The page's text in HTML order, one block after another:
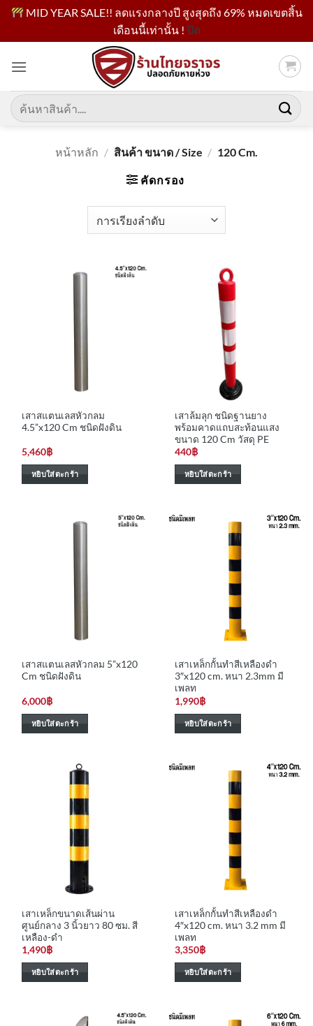
MID YEAR SALE!! ลดแรงกลางปี สูงสุดถึง 69% หมดเขตสิ้น
เดือนนี้เท่านั้น ! ปิด
เนื้อหา
ค้นหา:
หน้าหลัก / สินค้า ขนาด / Size / 120 Cm.
คัดกรอง
เสาสแตนเลสหัวกลม
4.5”x120 Cm ชนิดฝังดิน
5,460฿
หยิบใส่ตะกร้า
เสาล้มลุก ชนิดฐานยาง
พร้อมคาดแถบสะท้อนแสง
ขนาด 120 Cm วัสดุ PE
440฿
หยิบใส่ตะกร้า
เสาสแตนเลสหัวกลม 5”x120
Cm ชนิดฝังดิน
6,000฿
หยิบใส่ตะกร้า
เสาเหล็กกั้นทำสีเหลืองดำ
3″x120 cm. หนา 2.3mm มี
เพลท
1,990฿
หยิบใส่ตะกร้า
เสาเหล็กขนาดเส้นผ่าน
ศูนย์กลาง 3 นิ้วยาว 80 ซม. สี
เหลือง-ดำ
1,490฿
หยิบใส่ตะกร้า
เสาเหล็กกั้นทำสีเหลืองดำ
4″x120 cm. หนา 3.2 mm มี
เพลท
3,350฿
หยิบใส่ตะกร้า